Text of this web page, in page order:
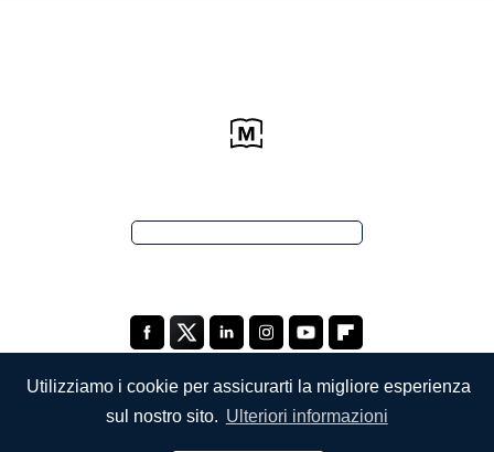
Utilizziamo i cookie per assicurarti la migliore esperienza
sul nostro sito. Ulteriori informazioni